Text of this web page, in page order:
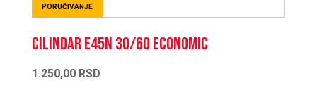
PORUČIVANJE
CILINDAR E45N 30/60 ECONOMIC
1.250,00 RSD